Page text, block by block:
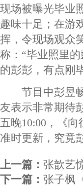
现场被曝光毕业
趣味十足；在游
挥，令现场观众
称：“毕业照里
的彭彭，有点刚
节目中彭昱畅
友表示非常期待
五晚10:00，《
准时更新，究竟
上一篇： 张歆艺
下一篇： 张子枫